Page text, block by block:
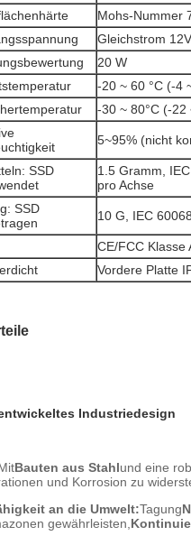
Mohs-Nummer
Gleichstrom
20 W
-20 ~ 60 °C (-4
-30 ~ 80°C (-22
5~95% (nicht
SSD
1.5 Gramm,
pro Achse
SSD
10 G, IEC
CE/FCC Klasse
Vordere Platte
Industriedesign
Bauten aus Stahlund eine
und Korrosion zu
an die Umwelt:Tagung
gewährleisten,